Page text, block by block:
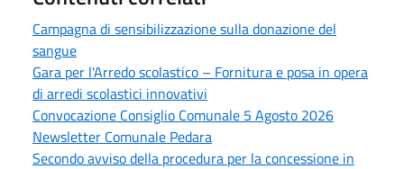
Campagna di sensibilizzazione sulla donazione del
sangue
Gara per l'Arredo scolastico – Fornitura e posa in opera
di arredi scolastici innovativi
Convocazione Consiglio Comunale 5 Agosto 2026
Newsletter Comunale Pedara
Secondo avviso della procedura per la concessione in